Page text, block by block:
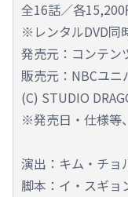
全16話／各
※レンタルDVD同
発売元：コンテン
販売元：NBCユニ
(C) STUDIO
※発売日・仕様等
演出：キム・チョ
脚本：イ・スギョ